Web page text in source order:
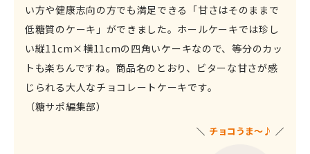
い方や健康志向の方でも満足できる「甘さはそのままで
低糖質のケーキ」ができました。ホールケーキでは珍し
い縦11cm×横11cmの四角いケーキなので、等分のカッ
トも楽ちんですね。商品名のとおり、ビターな甘さが感
じられる大人なチョコレートケーキです。
（糖サポ編集部）
チョコうま～♪